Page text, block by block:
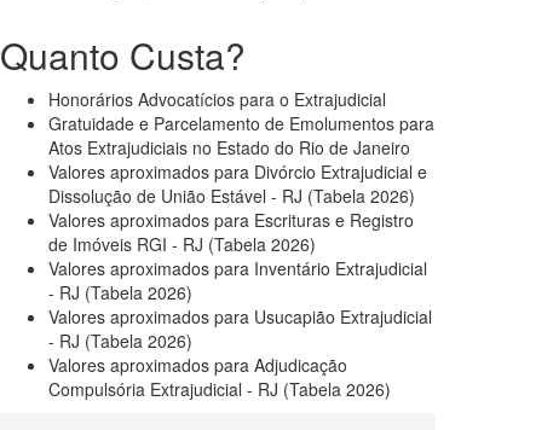
Quanto Custa?
Honorários Advocatícios para o Extrajudicial
Gratuidade e Parcelamento de Emolumentos para
Atos Extrajudiciais no Estado do Rio de Janeiro
Valores aproximados para Divórcio Extrajudicial e
Dissolução de União Estável - RJ (Tabela 2026)
Valores aproximados para Escrituras e Registro
de Imóveis RGI - RJ (Tabela 2026)
Valores aproximados para Inventário Extrajudicial
- RJ (Tabela 2026)
Valores aproximados para Usucapião Extrajudicial
- RJ (Tabela 2026)
Valores aproximados para Adjudicação
Compulsória Extrajudicial - RJ (Tabela 2026)